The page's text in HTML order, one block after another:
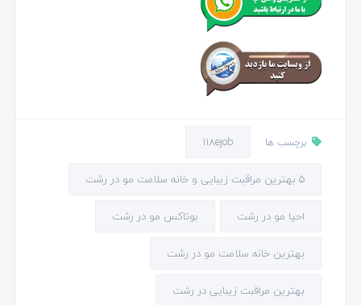
برچسب ها 118ejob
5 بهترین مراقبت زیبایی و خانه سلامت مو در رشت
احیا مو در رشت بوتاکس مو در رشت
بهترین خانه سلامت مو در رشت
بهترین مراقبت زیبایی در رشت